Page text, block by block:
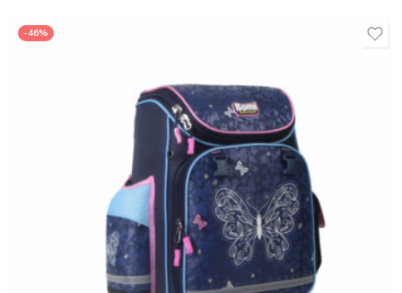
-46%